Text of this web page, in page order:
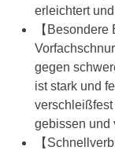
erleichtert
【
gegen
ist stark und
gebissen und
【